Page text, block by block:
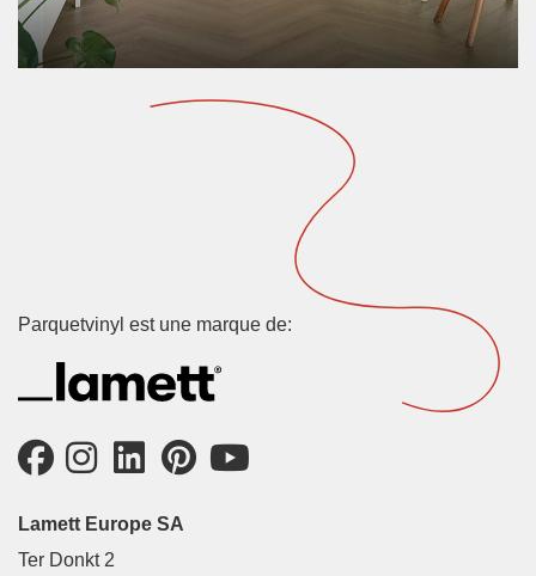
Parquetvinyl est une marque de:
Lamett Europe SA
Ter Donkt 2